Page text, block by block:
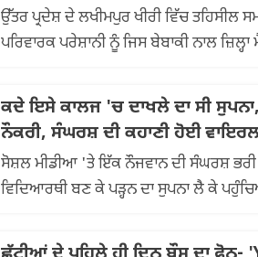
ਉੱਤਰ ਪ੍ਰਦੇਸ਼ ਦੇ ਲਖੀਮਪੁਰ ਖੀਰੀ ਵਿੱਚ ਤਹਿਸੀਲ
ਪਰਿਵਾਰਕ ਪਰੇਸ਼ਾਨੀ ਨੂੰ ਜਿਸ ਬੇਬਾਕੀ ਨਾਲ
ਕਦੇ ਇਸੇ ਕਾਲਜ 'ਚ ਦਾਖਲੇ ਦਾ ਸੀ
ਨੌਕਰੀ, ਸੰਘਰਸ਼ ਦੀ ਕਹਾਣੀ ਹੋਈ
ਸੋਸ਼ਲ ਮੀਡੀਆ 'ਤੇ ਇੱਕ ਨੌਜਵਾਨ ਦੀ ਸੰਘਰਸ਼ ਭਰੀ
ਵਿਦਿਆਰਥੀ ਬਣ ਕੇ ਪੜ੍ਹਨ ਦਾ ਸੁਪਨਾ ਲੈ ਕੇ